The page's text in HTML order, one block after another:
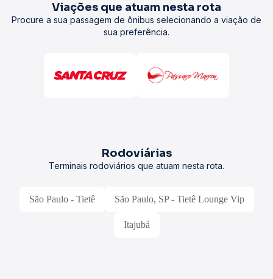
Viações que atuam nesta rota
Procure a sua passagem de ônibus selecionando a viação de
sua preferência.
Rodoviárias
Terminais rodoviários que atuam nesta rota.
São Paulo - Tietê São Paulo, SP - Tietê Lounge Vip
Itajubá